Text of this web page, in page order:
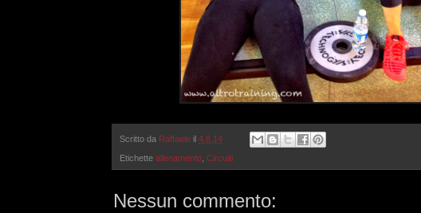
Scritto da Raffaele il 4.8.14
Etichette allenamento Circuiti
Nessun commento: